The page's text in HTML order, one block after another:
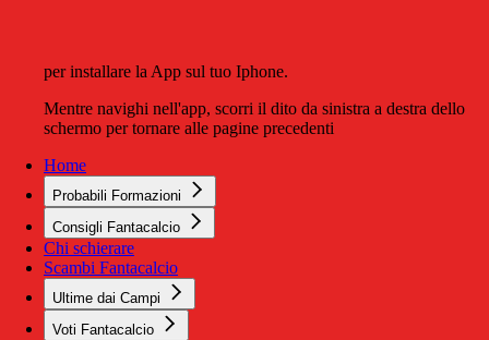
per installare la App sul tuo Iphone.
Mentre navighi nell'app, scorri il dito da sinistra a destra dello
schermo per tornare alle pagine precedenti
Home
Probabili Formazioni
Consigli Fantacalcio
Chi schierare
Scambi Fantacalcio
Ultime dai Campi
Voti Fantacalcio